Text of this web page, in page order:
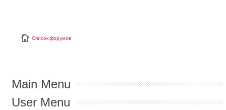
Список форумов
Main Menu
User Menu